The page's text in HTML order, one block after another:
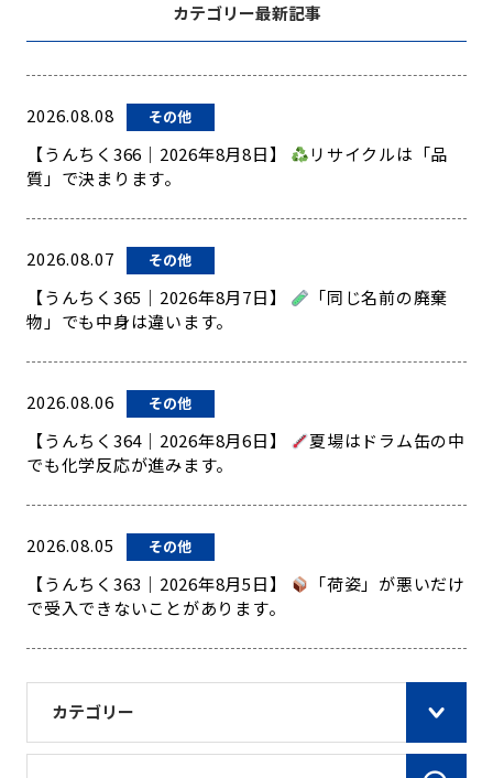
カテゴリー
カテゴリー最新記事
2026.08.08 その他
【うんちく366｜2026年8月8日】
リサイクルは「品
質」で決まります。
2026.08.07 その他
【うんちく365｜2026年8月7日】
「同じ名前の廃棄
物」でも中身は違います。
2026.08.06 その他
【うんちく364｜2026年8月6日】
夏場はドラム缶の中
でも化学反応が進みます。
2026.08.05 その他
【うんちく363｜2026年8月5日】
「荷姿」が悪いだけ
で受入できないことがあります。